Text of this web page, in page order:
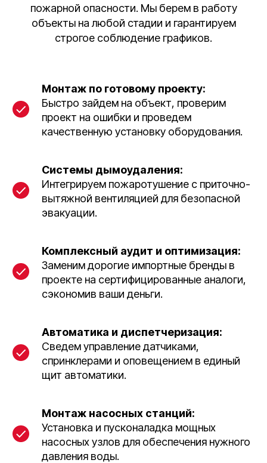
пожарной опасности. Мы берем в работу
объекты на любой стадии и гарантируем
строгое соблюдение графиков.
Монтаж по готовому проекту:
Быстро зайдем на объект, проверим
проект на ошибки и проведем
качественную установку оборудования.
Системы дымоудаления:
Интегрируем пожаротушение с приточно-
вытяжной вентиляцией для безопасной
эвакуации.
Комплексный аудит и оптимизация:
Заменим дорогие импортные бренды в
проекте на сертифицированные аналоги,
сэкономив ваши деньги.
Автоматика и диспетчеризация:
Сведем управление датчиками,
спринклерами и оповещением в единый
щит автоматики.
Монтаж насосных станций:
Установка и пусконаладка мощных
насосных узлов для обеспечения нужного
давления воды.